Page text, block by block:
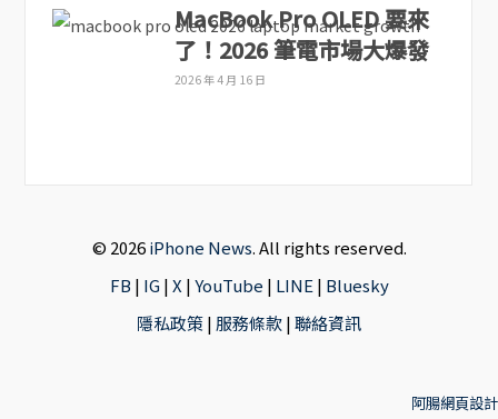
MacBook Pro OLED 要來
了！2026 筆電市場大爆發
2026 年 4 月 16 日
© 2026iPhone News. All rights reserved.
FB | IG|X |YouTube | LINE | Bluesky
隱私政策| 服務條款|聯絡資訊
阿腸網頁設計